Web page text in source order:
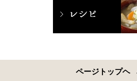
ページトップヘ